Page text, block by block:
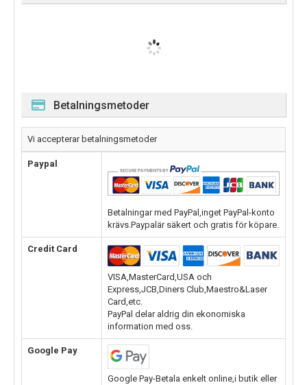
Betalningsmetoder
Vi accepterar betalningsmetoder
Paypal
Betalningar med PayPal,inget PayPal-konto
krävs.Paypalär säkert och gratis för köpare.
Credit Card
VISA,MasterCard,USA och
Express,JCB,Diners Club,Maestro&Laser
Card,etc.
PayPal delar aldrig din ekonomiska
information med oss.
Google Pay
Google Pay-Betala enkelt online,i butik eller